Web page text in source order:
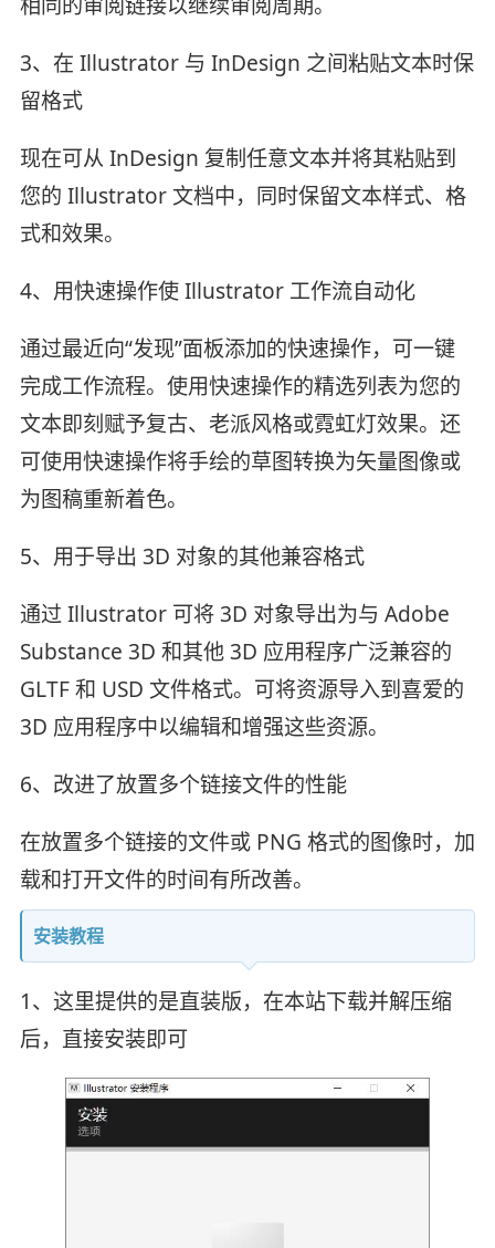
相同的审阅链接以继续审阅周期。
3、在 Illustrator 与 InDesign 之间粘贴文本时保
留格式
现在可从 InDesign 复制任意文本并将其粘贴到
您的 Illustrator 文档中，同时保留文本样式、格
式和效果。
4、用快速操作使 Illustrator 工作流自动化
通过最近向“发现”面板添加的快速操作，可一键
完成工作流程。使用快速操作的精选列表为您的
文本即刻赋予复古、老派风格或霓虹灯效果。还
可使用快速操作将手绘的草图转换为矢量图像或
为图稿重新着色。
5、用于导出 3D 对象的其他兼容格式
通过 Illustrator 可将 3D 对象导出为与 Adobe
Substance 3D 和其他 3D 应用程序广泛兼容的
GLTF 和 USD 文件格式。可将资源导入到喜爱的
3D 应用程序中以编辑和增强这些资源。
6、改进了放置多个链接文件的性能
在放置多个链接的文件或 PNG 格式的图像时，加
载和打开文件的时间有所改善。
安装教程
1、这里提供的是直装版，在本站下载并解压缩
后，直接安装即可